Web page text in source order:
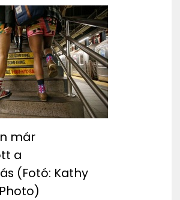
ZENE
MÉDIAAJÁNLAT
IMPRESSZUM
PR-ARCHÍVUM
ADATKEZELÉSI TÁJÉKOZTATÓ
már
a
(Fotó: Kathy